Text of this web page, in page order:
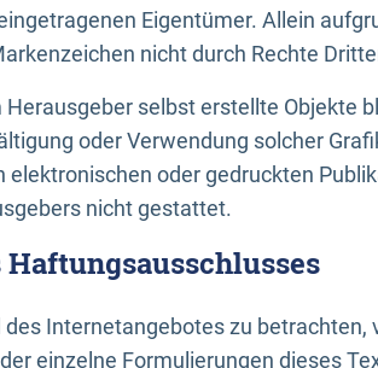
Eigentümer. Allein
nicht durch Rechte
selbst erstellte Objekte
oder Verwendung solcher
elektronischen oder gedruckten
nicht gestattet.
Internetangebotes zu betrachten,
einzelne Formulierungen dieses